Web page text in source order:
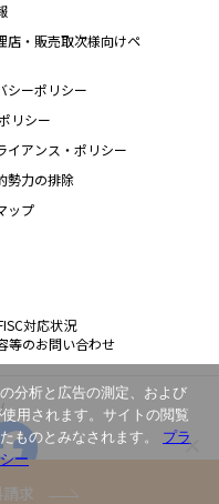
求
店・販売取次様向けペ
シーポリシー
リシー
イアンス・ポリシー
勢力の排除
ップ
対応状況
等のお問い合わせ
分析と広告の測定、および
用されます。サイトの閲覧
ものとみなされます。 プラ
ー